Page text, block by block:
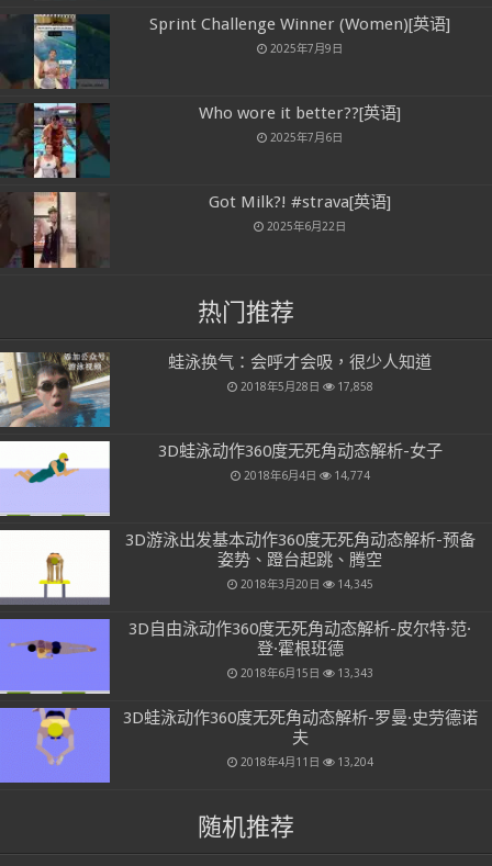
Sprint Challenge Winner (Women)[英语]
2025年7月9日
Who wore it better??[英语]
2025年7月6日
Got Milk?! #strava[英语]
2025年6月22日
热门推荐
蛙泳换气：会呼才会吸，很少人知道
2018年5月28日 17,858
3D蛙泳动作360度无死角动态解析-女子
2018年6月4日 14,774
3D游泳出发基本动作360度无死角动态解析-预备
姿势、蹬台起跳、腾空
2018年3月20日 14,345
3D自由泳动作360度无死角动态解析-皮尔特·范·
登·霍根班德
2018年6月15日 13,343
3D蛙泳动作360度无死角动态解析-罗曼·史劳德诺
夫
2018年4月11日 13,204
随机推荐